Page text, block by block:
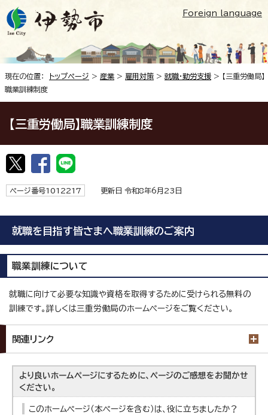
Foreign language
現在の位置： トップページ > 産業 > 雇用対策 > 就職・勤労支援 > 【三重労働局】
職業訓練制度
【三重労働局】職業訓練制度
ページ番号1012217 更新日 令和8年6月23日
就職を目指す皆さまへ職業訓練のご案内
職業訓練について
就職に向けて必要な知識や資格を取得するために受けられる無料の
訓練です。詳しくは三重労働局のホームページをご覧ください。
関連リンク
より良いホームページにするために、ページのご感想をお聞かせ
ください。
このホームページ（本ページを含む）は、役に立ちましたか？